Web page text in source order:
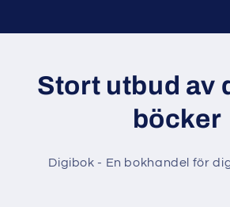
Stort utbud av
böcker
Digibok - En bokhandel för